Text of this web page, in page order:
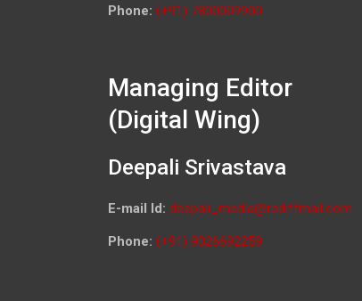
Phone: (+91) 7800009900
Managing Editor
(Digital Wing)
Deepali Srivastava
E-mail Id: deepali_media@rediffmail.com
Phone: (+91) 9026692259